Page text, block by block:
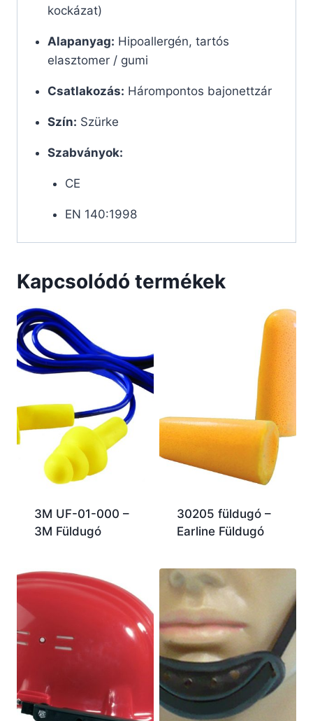
kockázat)
Alapanyag: Hipoallergén, tartós
elasztomer / gumi
Csatlakozás: Hárompontos bajonettzár
Szín: Szürke
Szabványok:
CE
EN 140:1998
Kapcsolódó termékek
3M UF-01-000 –
3M Füldugó
30205 füldugó –
Earline Füldugó